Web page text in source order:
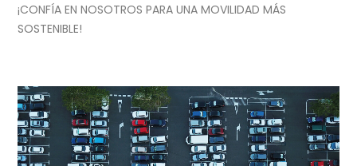
¡CONFÍA EN NOSOTROS PARA UNA MOVILIDAD MÁS
SOSTENIBLE!